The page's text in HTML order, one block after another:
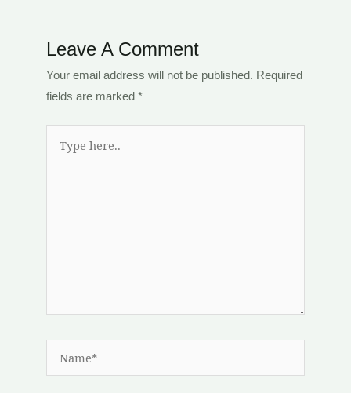
Leave A Comment
Your email address will not be published. Required
fields are marked*
here..